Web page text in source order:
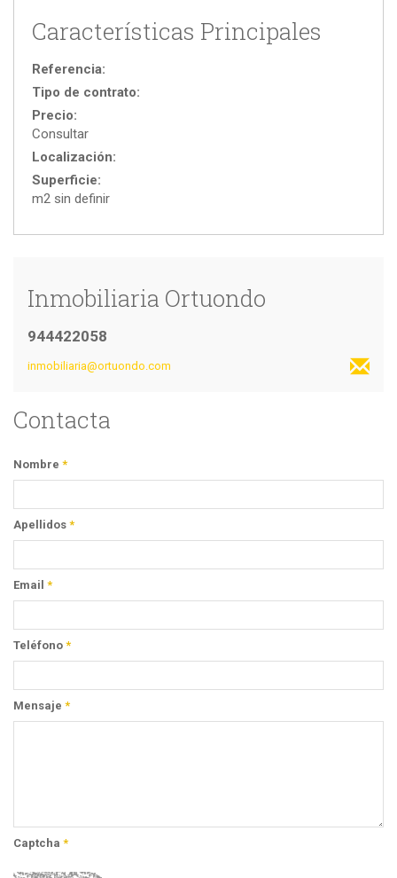
Características Principales
Referencia:
Tipo de contrato:
Precio:
Consultar
Localización:
Superficie:
m2 sin definir
Inmobiliaria Ortuondo
944422058
inmobiliaria@ortuondo.com
Contacta
Nombre *
Apellidos *
Email *
Teléfono *
Mensaje *
Captcha *